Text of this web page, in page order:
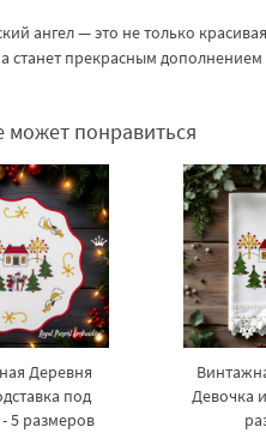
ангел — это не только
станет прекрасным дополнением
может понравиться
Деревня
под
5 размеров
Девочка